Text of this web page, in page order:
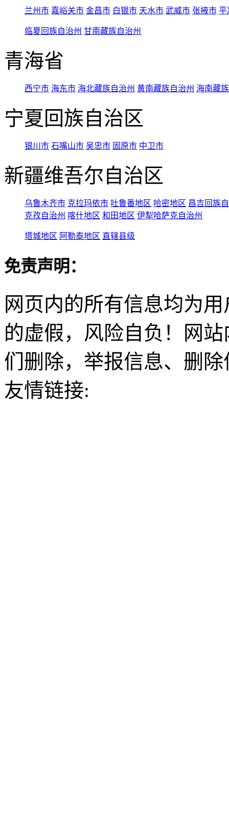
兰州市 嘉峪关市 金昌市 白银市 天水市 武威市 张掖市 平
临夏回族自治州 甘南藏族自治州
青海省
西宁市 海东市 海北藏族自治州 黄南藏族自治州 海南藏
宁夏回族自治区
银川市 石嘴山市 吴忠市 固原市 中卫市
新疆维吾尔自治区
乌鲁木齐市 克拉玛依市 吐鲁番地区 哈密地区 昌吉回族
克孜自治州 喀什地区 和田地区 伊犁哈萨克自治州
塔城地区 阿勒泰地区 直辖县级
免责声明：
网页内的所有信息均为
的虚假，风险自负！网
们删除，举报信息、删
友情链接: